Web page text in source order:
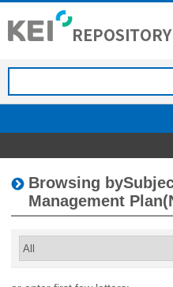
Browsing
Management